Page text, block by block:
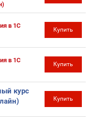
в 1С
Купить
в 1С
Купить
курс
Купить